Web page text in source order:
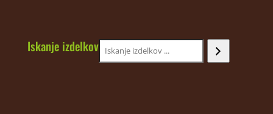
Iskanje izdelkov